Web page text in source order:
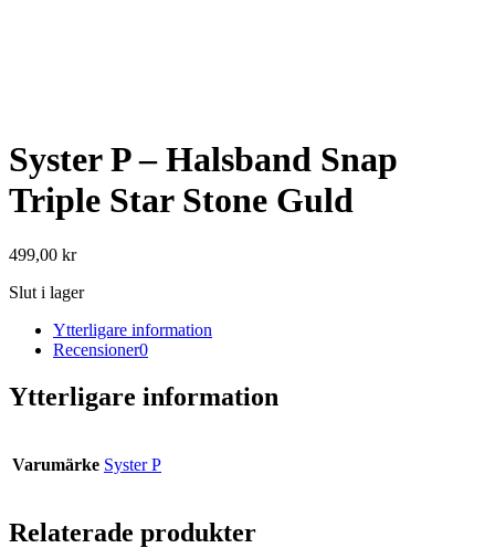
Syster P – Halsband Snap
Triple Star Stone Guld
499,00 kr
Slut i lager
Ytterligare information
Recensioner0
Ytterligare information
Varumärke Syster P
Relaterade produkter